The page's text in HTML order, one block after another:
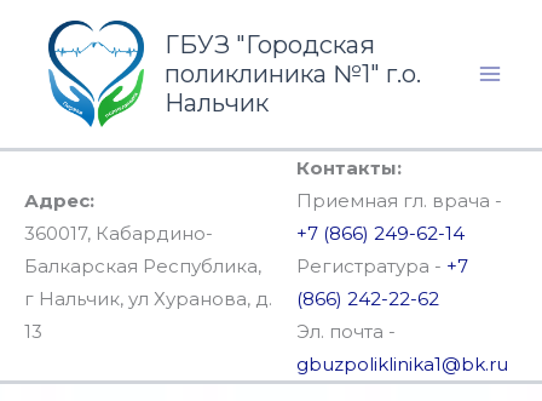
Перейти
содержимому
ГБУЗ "Городская
поликлиника №1" г.о.
Нальчик
Адрес:
360017, Кабардино-
Балкарская Республика,
г Нальчик, ул Хуранова, д.
13
Контакты:
Приемная гл. врача -
+7 (866) 249-62-14
Регистратура - +7
(866) 242-22-62
Эл. почта -
gbuzpoliklinika1@bk.ru